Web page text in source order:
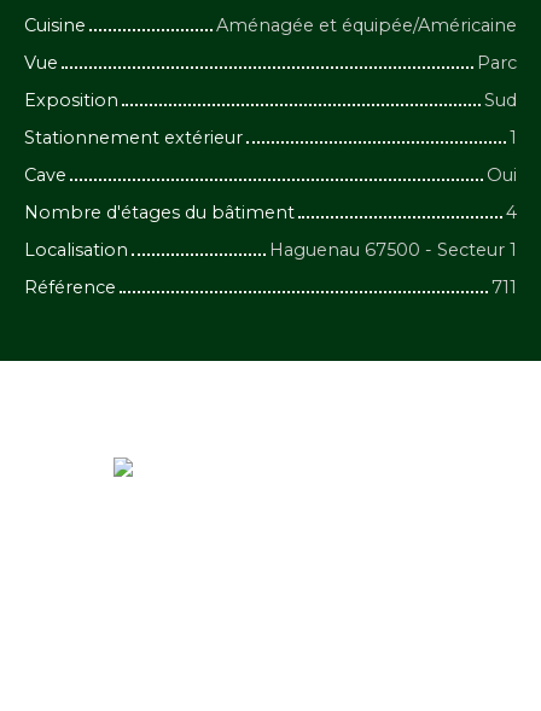
Cuisine
Aménagée et équipée/Américaine
Vue
Parc
Exposition
Sud
Stationnement extérieur
1
Cave
Oui
Nombre d'étages du bâtiment
4
Localisation
Haguenau 67500 - Secteur 1
Référence
711